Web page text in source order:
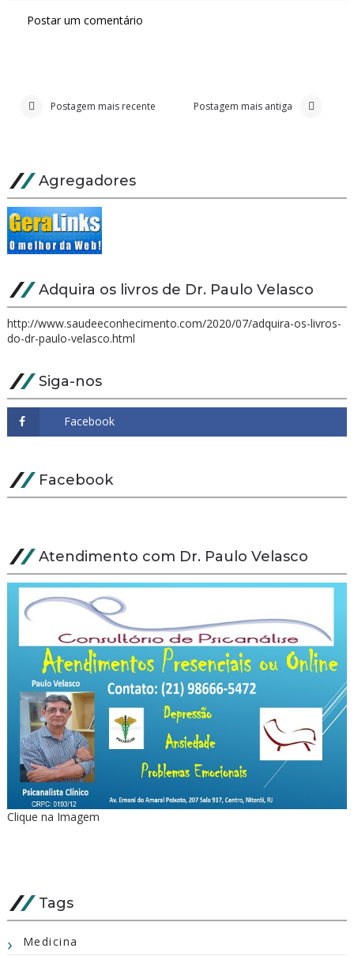
Postar um comentário
Postagem mais recente Postagem mais antiga
Agregadores
Adquira os livros de Dr. Paulo Velasco
http://www.saudeeconhecimento.com/2020/07/adquira-os-livros-
do-dr-paulo-velasco.html
Siga-nos
Facebook
Atendimento com Dr. Paulo Velasco
Clique na Imagem
Tags
Medicina